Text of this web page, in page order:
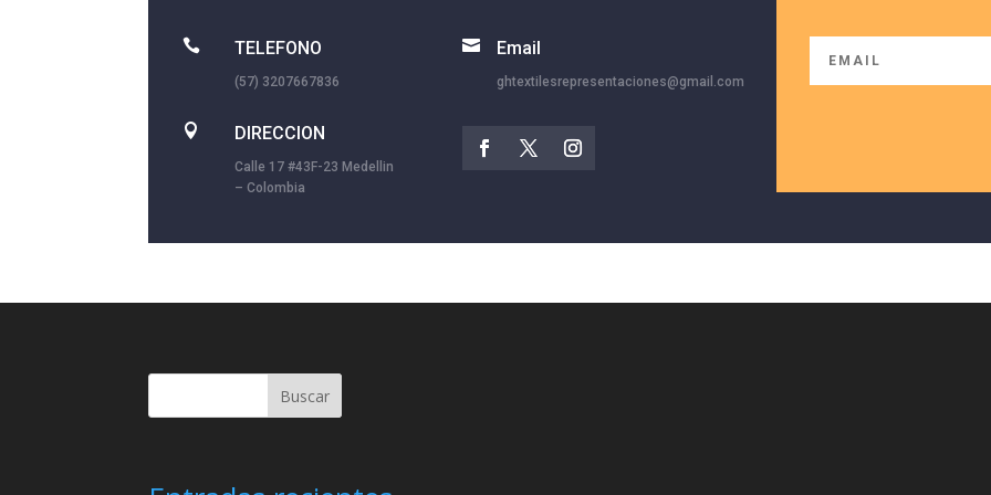
 TELEFONO
(57) 3207667836
 DIRECCION
Calle 17 #43F-23 Medellin
– Colombia
 Email
ghtextilesrepresentaciones@gmail.com
Buscar